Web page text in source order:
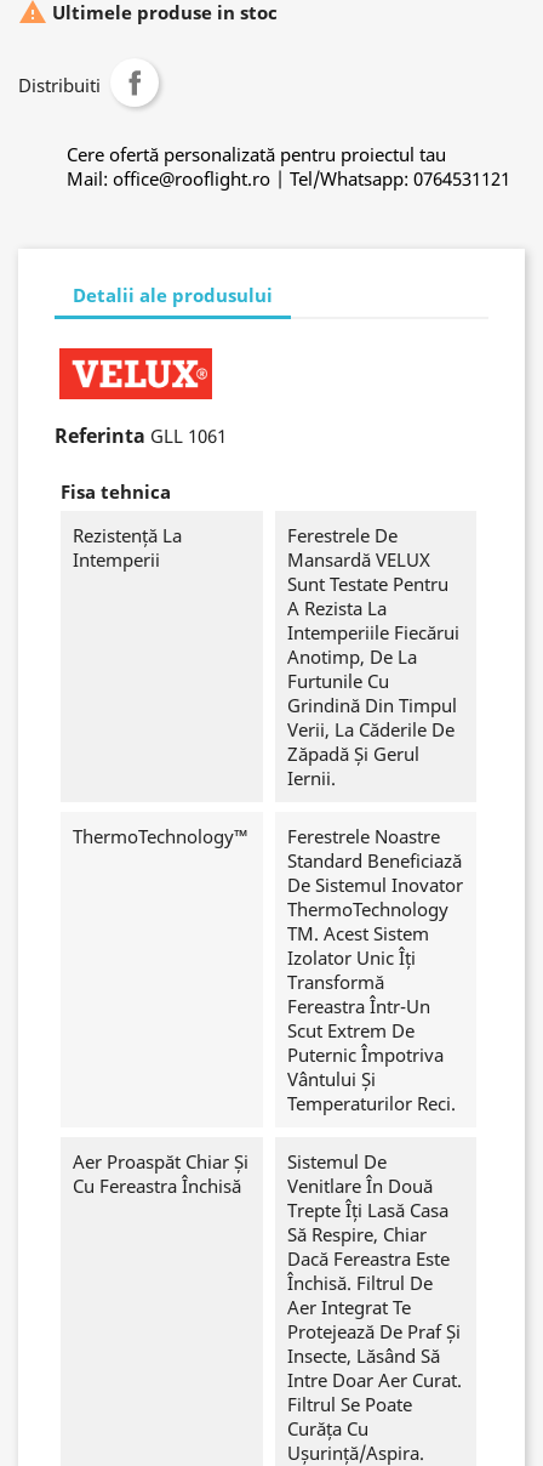
 Ultimele produse in stoc
Distribuiti
Cere ofertă personalizată pentru proiectul tau
Mail: office@rooflight.ro | Tel/Whatsapp: 0764531121
Detalii ale produsului
Referinta GLL 1061
Fisa tehnica
Rezistență La
Intemperii
Ferestrele De
Mansardă VELUX
Sunt Testate Pentru
A Rezista La
Intemperiile Fiecărui
Anotimp, De La
Furtunile Cu
Grindină Din Timpul
Verii, La Căderile De
Zăpadă Și Gerul
Iernii.
ThermoTechnology™
Ferestrele Noastre
Standard Beneficiază
De Sistemul Inovator
ThermoTechnology
TM. Acest Sistem
Izolator Unic Îți
Transformă
Fereastra Într-Un
Scut Extrem De
Puternic Împotriva
Vântului Și
Temperaturilor Reci.
Aer Proaspăt Chiar Și
Cu Fereastra Închisă
Sistemul De
Venitlare În Două
Trepte Îți Lasă Casa
Să Respire, Chiar
Dacă Fereastra Este
Închisă. Filtrul De
Aer Integrat Te
Protejează De Praf Și
Insecte, Lăsând Să
Intre Doar Aer Curat.
Filtrul Se Poate
Curăța Cu
Ușurință/aspira.